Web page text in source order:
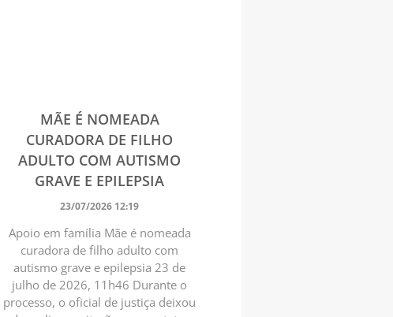
MÃE É NOMEADA
CURADORA DE FILHO
ADULTO COM AUTISMO
GRAVE E EPILEPSIA
23/07/2026 12:19
Apoio em família Mãe é nomeada
curadora de filho adulto com
autismo grave e epilepsia 23 de
julho de 2026, 11h46 Durante o
processo, o oficial de justiça deixou